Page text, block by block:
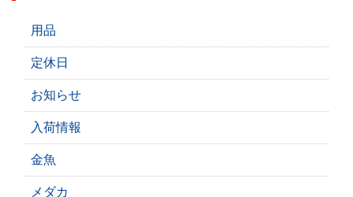
用品
定休日
お知らせ
入荷情報
金魚
メダカ